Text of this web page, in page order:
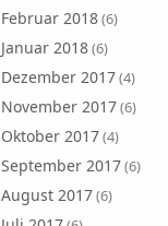
Februar 2018(6)
Januar 2018(6)
Dezember 2017(4)
November 2017(6)
Oktober 2017(4)
September 2017(6)
August 2017(6)